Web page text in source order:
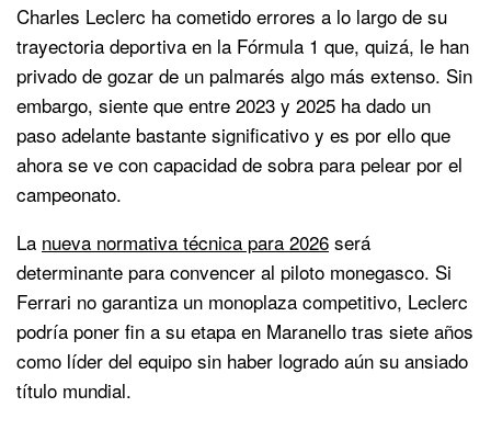
Charles Leclerc ha cometido errores a lo largo de su
trayectoria deportiva en la Fórmula 1 que, quizá, le han
privado de gozar de un palmarés algo más extenso. Sin
embargo, siente que entre 2023 y 2025 ha dado un
paso adelante bastante significativo y es por ello que
ahora se ve con capacidad de sobra para pelear por el
campeonato.
La nueva normativa técnica para 2026 será
determinante para convencer al piloto monegasco. Si
Ferrari no garantiza un monoplaza competitivo, Leclerc
podría poner fin a su etapa en Maranello tras siete años
como líder del equipo sin haber logrado aún su ansiado
título mundial.